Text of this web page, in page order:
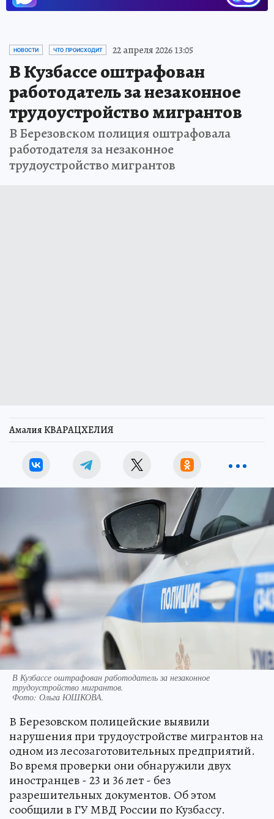
НОВОСТИ ЧТО ПРОИСХОДИТ 22 апреля 2026 13:05
В Кузбассе оштрафован
работодатель за незаконное
трудоустройство мигрантов
В Березовском полиция оштрафовала
работодателя за незаконное
трудоустройство мигрантов
Амалия КВАРАЦХЕЛИЯ
В Кузбассе оштрафован работодатель за незаконное
трудоустройство мигрантов.
Фото: Ольга ЮШКОВА.
В Березовском полицейские выявили
нарушения при трудоустройстве мигрантов на
одном из лесозаготовительных предприятий.
Во время проверки они обнаружили двух
иностранцев - 23 и 36 лет - без
разрешительных документов. Об этом
сообщили в ГУ МВД России по Кузбассу.